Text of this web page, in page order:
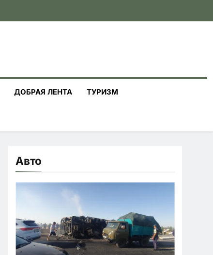
ДОБРАЯ ЛЕНТА ТУРИЗМ
Авто